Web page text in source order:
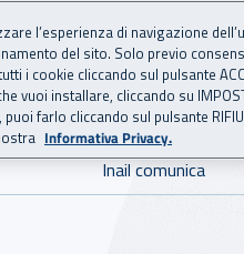
per
Inail comunica
l’esperienza di navigazione
del sito. Solo previo
cookie cliccando sul pulsante
installare, cliccando su
farlo cliccando sul pulsante
Informativa Privacy.